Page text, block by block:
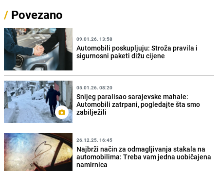
/ Povezano
09.01.26. 13:58
Automobili poskupljuju: Stroža pravila i
sigurnosni paketi dižu cijene
05.01.26. 08:20
Snijeg paralisao sarajevske mahale:
Automobili zatrpani, pogledajte šta smo
zabilježili
26.12.25. 16:45
Najbrži način za odmagljivanja stakala na
automobilima: Treba vam jedna uobičajena
namirnica